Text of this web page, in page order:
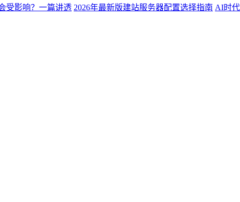
受影响？一篇讲透 2026年最新版建站服务器配置选择指南 AI时